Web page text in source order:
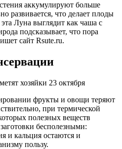
аккумулируют больше
развивается, что делает плоды
Луна выглядит как чаша с
подсказывает, что пора
сайт Rsute.ru.
фрукты и овощи теряют
при термической
полезных веществ
бесполезными:
и кальция остаются и
пользу.